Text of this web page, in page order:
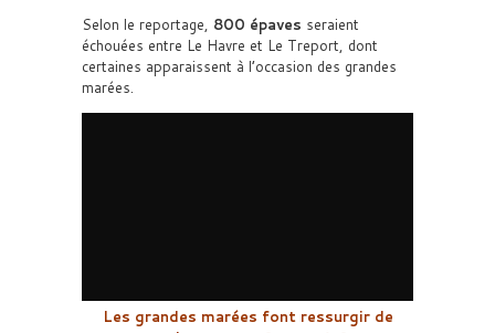
Selon le reportage, 800 épaves seraient
échouées entre Le Havre et Le Treport, dont
certaines apparaissent à l’occasion des grandes
marées.
Les grandes marées font ressurgir de